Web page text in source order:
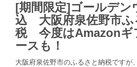
[期間限定]ゴールデン
込 大阪府泉佐野市ふ
税 今度はAmazonギ
ースも！
大阪府泉佐野市のふるさと納税ですが